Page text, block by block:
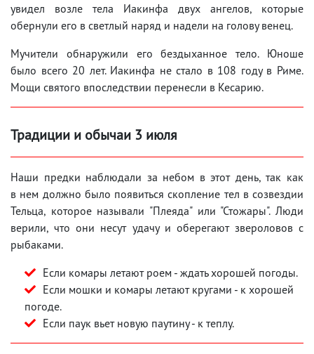
увидел возле тела Иакинфа двух ангелов, которые
обернули его в светлый наряд и надели на голову венец.
Мучители обнаружили его бездыханное тело. Юноше
было всего 20 лет. Иакинфа не стало в 108 году в Риме.
Мощи святого впоследствии перенесли в Кесарию.
Традиции и обычаи 3 июля
Наши предки наблюдали за небом в этот день, так как
в нем должно было появиться скопление тел в созвездии
Тельца, которое называли "Плеяда" или "Стожары". Люди
верили, что они несут удачу и оберегают звероловов с
рыбаками.
Если комары летают роем - ждать хорошей погоды.
Если мошки и комары летают кругами - к хорошей
погоде.
Если паук вьет новую паутину - к теплу.